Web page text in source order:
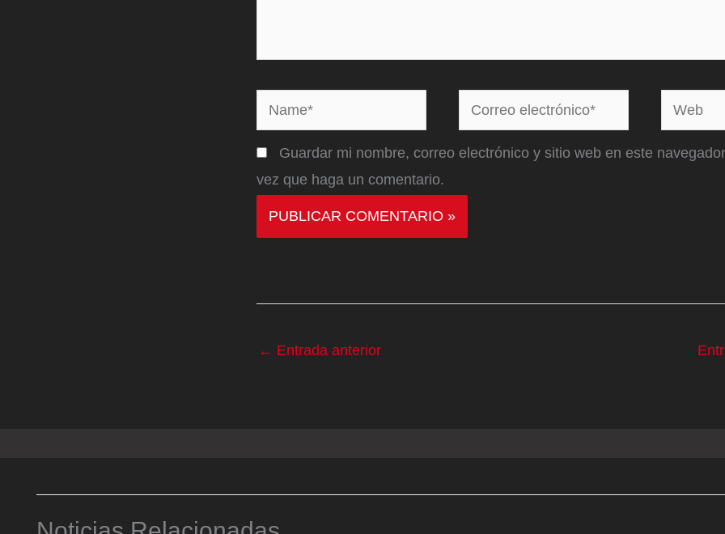
Name*
Correo
electrónico*
Web
Guardar mi nombre, correo electrónico y sitio web en este
vez que haga un comentario.
← Entrada anterior